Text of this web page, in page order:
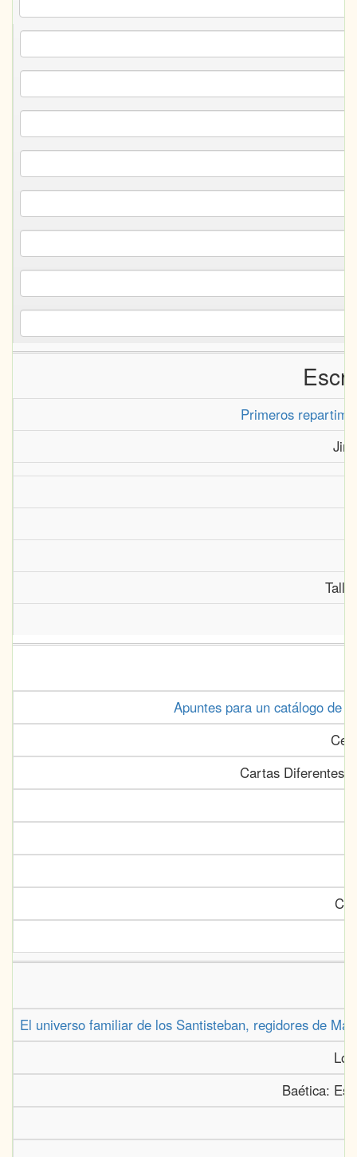
Primeros
Apuntes para un catálogo de
Cartas Diferentes:
El universo familiar de los Santisteban, regidores de
Baética: